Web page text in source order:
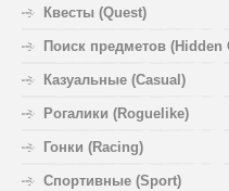
Квесты (Quest)
Поиск предметов (Hidden
Казуальные (Casual)
Рогалики (Roguelike)
Гонки (Racing)
Спортивные (Sport)